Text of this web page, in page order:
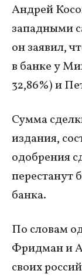
Андрей
западными
он заявил,
в банке у
32,86%) и
Сумма
издания,
одобрения
перестанут
банка.
По словам
Фридман и
своих